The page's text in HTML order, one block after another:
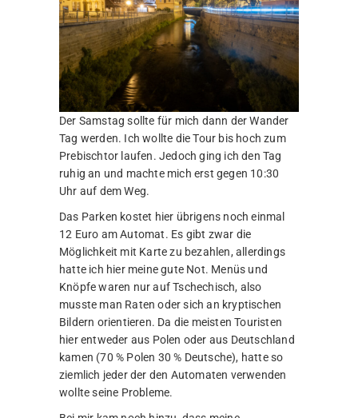
Der Samstag sollte für mich dann der Wander
Tag werden. Ich wollte die Tour bis hoch zum
Prebischtor laufen. Jedoch ging ich den Tag
ruhig an und machte mich erst gegen 10:30
Uhr auf dem Weg.
Das Parken kostet hier übrigens noch einmal
12 Euro am Automat. Es gibt zwar die
Möglichkeit mit Karte zu bezahlen, allerdings
hatte ich hier meine gute Not. Menüs und
Knöpfe waren nur auf Tschechisch, also
musste man Raten oder sich an kryptischen
Bildern orientieren. Da die meisten Touristen
hier entweder aus Polen oder aus Deutschland
kamen (70 % Polen 30 % Deutsche), hatte so
ziemlich jeder der den Automaten verwenden
wollte seine Probleme.